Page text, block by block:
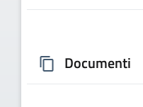
Documenti